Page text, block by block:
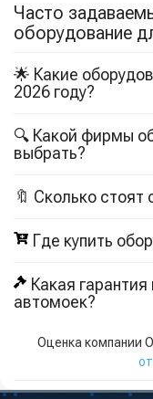
Часто
оборудование
🌟 Какие
2026 году?
🔍 Какой фирмы
выбрать?
🔖 Сколько
Где купить
Какая
автомоек?
Оценка